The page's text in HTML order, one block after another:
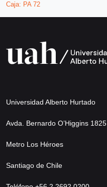
Caja: PA 72
Universidad Alberto Hurtado
Avda. Bernardo O’Higgins 1825
Metro Los Héroes
Santiago de Chile